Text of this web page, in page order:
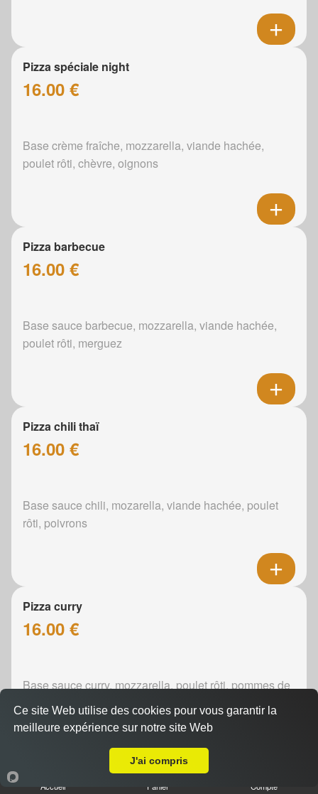
Pizza spéciale night
16.00 €
Base crème fraîche, mozzarella, viande hachée,
poulet rôti, chèvre, oignons
Pizza barbecue
16.00 €
Base sauce barbecue, mozzarella, viande hachée,
poulet rôti, merguez
Pizza chili thaï
16.00 €
Base sauce chili, mozarella, viande hachée, poulet
rôti, poivrons
Pizza curry
16.00 €
Base sauce curry, mozzarella, poulet rôti, pommes de
terre, poivrons, oignons
Pizza boursin
Accueil Panier Compte
Ce site Web utilise des cookies pour vous garantir la
meilleure expérience sur notre site Web
J'ai compris